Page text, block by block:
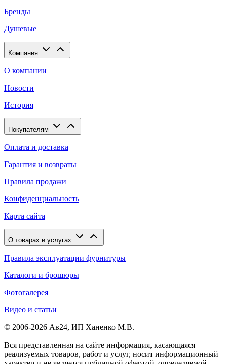
Бренды
Душевые
Компания
О компании
Новости
История
Покупателям
Оплата и доставка
Гарантия и возвраты
Правила продажи
Конфиденциальность
Карта сайта
О товарах и услугах
Правила эксплуатации фурнитуры
Каталоги и брошюры
Фотогалерея
Видео и статьи
© 2006-2026 Ав24, ИП Ханенко М.В.
Вся представленная на сайте информация, касающаяся
реализуемых товаров, работ и услуг, носит информационный